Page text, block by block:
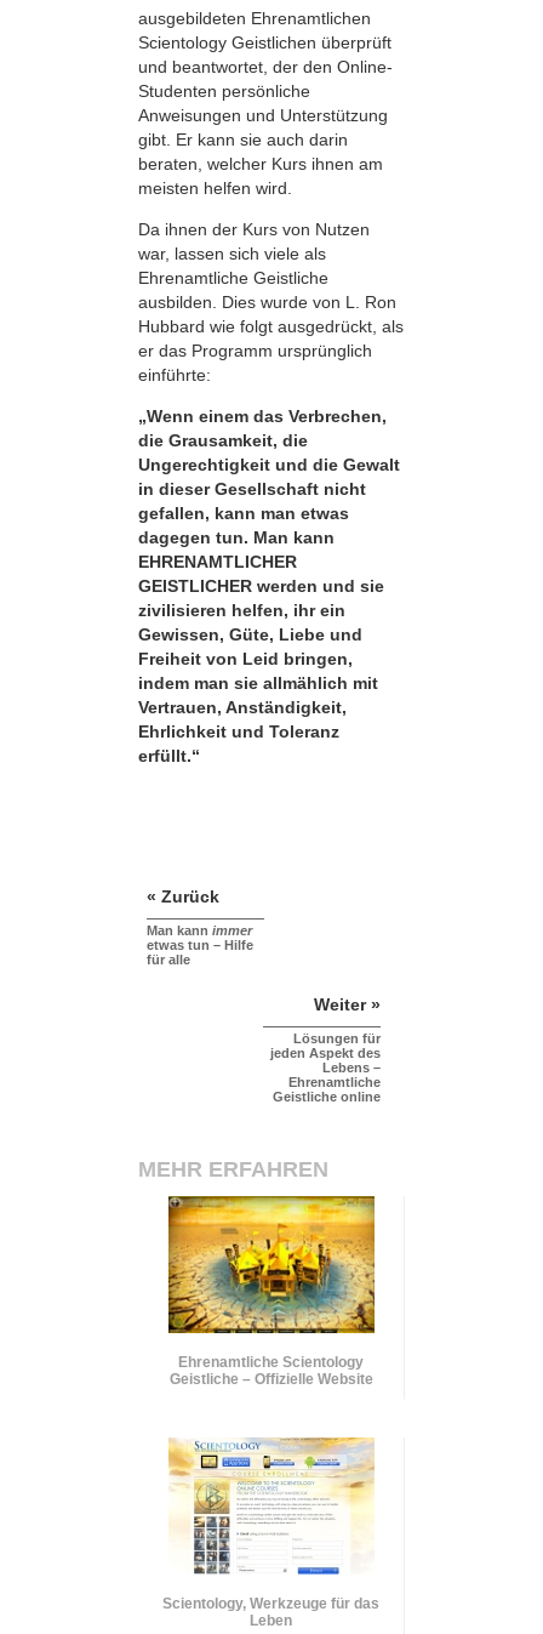
ausgebildeten Ehrenamtlichen
Scientology Geistlichen überprüft
und beantwortet, der den Online-
Studenten persönliche
Anweisungen und Unterstützung
gibt. Er kann sie auch darin
beraten, welcher Kurs ihnen am
meisten helfen wird.
Da ihnen der Kurs von Nutzen
war, lassen sich viele als
Ehrenamtliche Geistliche
ausbilden. Dies wurde von L. Ron
Hubbard wie folgt ausgedrückt, als
er das Programm ursprünglich
einführte:
„Wenn einem das Verbrechen,
die Grausamkeit, die
Ungerechtigkeit und die Gewalt
in dieser Gesellschaft nicht
gefallen, kann man etwas
dagegen tun. Man kann
EHRENAMTLICHER
GEISTLICHER werden und sie
zivilisieren helfen, ihr ein
Gewissen, Güte, Liebe und
Freiheit von Leid bringen,
indem man sie allmählich mit
Vertrauen, Anständigkeit,
Ehrlichkeit und Toleranz
erfüllt.“
« Zurück
Man kann immer
etwas tun – Hilfe
für alle
Weiter »
Lösungen für
jeden Aspekt des
Lebens –
Ehrenamtliche
Geistliche online
MEHR ERFAHREN
Ehrenamtliche Scientology
Geistliche – Offizielle Website
Scientology, Werkzeuge für das
Leben